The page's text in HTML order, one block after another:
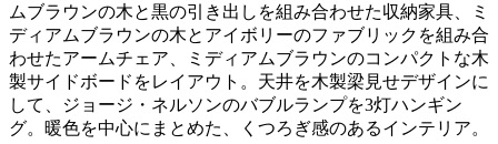
ムブラウンの木と黒の引き出しを組み合わせた収納家具、ミ
ディアムブラウンの木とアイボリーのファブリックを組み合
わせたアームチェア、ミディアムブラウンのコンパクトな木
製サイドボードをレイアウト。天井を木製梁見せデザインに
して、ジョージ・ネルソンのバブルランプを3灯ハンギン
グ。暖色を中心にまとめた、くつろぎ感のあるインテリア。